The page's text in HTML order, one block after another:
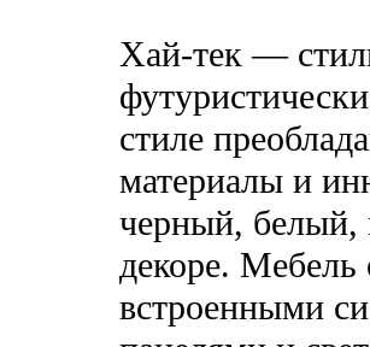
Хай-тек —
стиле
материалы и
черный, белый,
декоре. Мебель
встроенными